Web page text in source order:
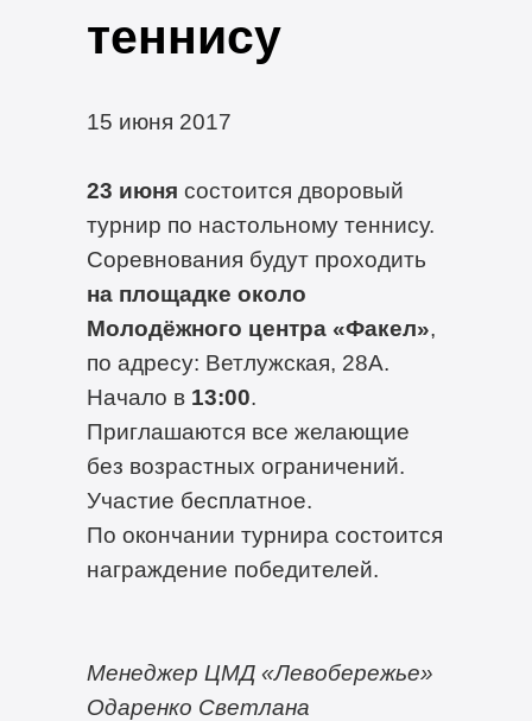
теннису
15 июня 2017
23 июня состоится дворовый
турнир по настольному теннису.
Соревнования будут проходить
на площадке около
Молодёжного центра «Факел»,
по адресу: Ветлужская, 28А.
Начало в 13:00.
Приглашаются все желающие
без возрастных ограничений.
Участие бесплатное.
По окончании турнира состоится
награждение победителей.
Менеджер ЦМД «Левобережье»
Одаренко Светлана